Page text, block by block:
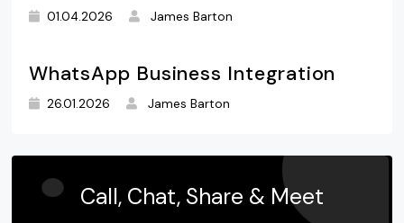
01.04.2026 James Barton
WhatsApp Business Integration
26.01.2026 James Barton
Call, Chat, Share & Meet